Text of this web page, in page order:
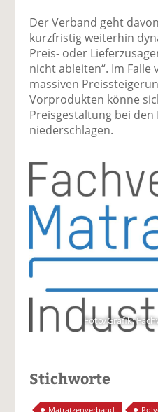
Der Verband geht
kurzfristig weiterhin
Preis- oder
nicht ableiten“. Im Falle
massiven
Vorprodukten könne
Preisgestaltung bei
niederschlagen.
Foto/Grafik:
Stichworte
Matratzenverband